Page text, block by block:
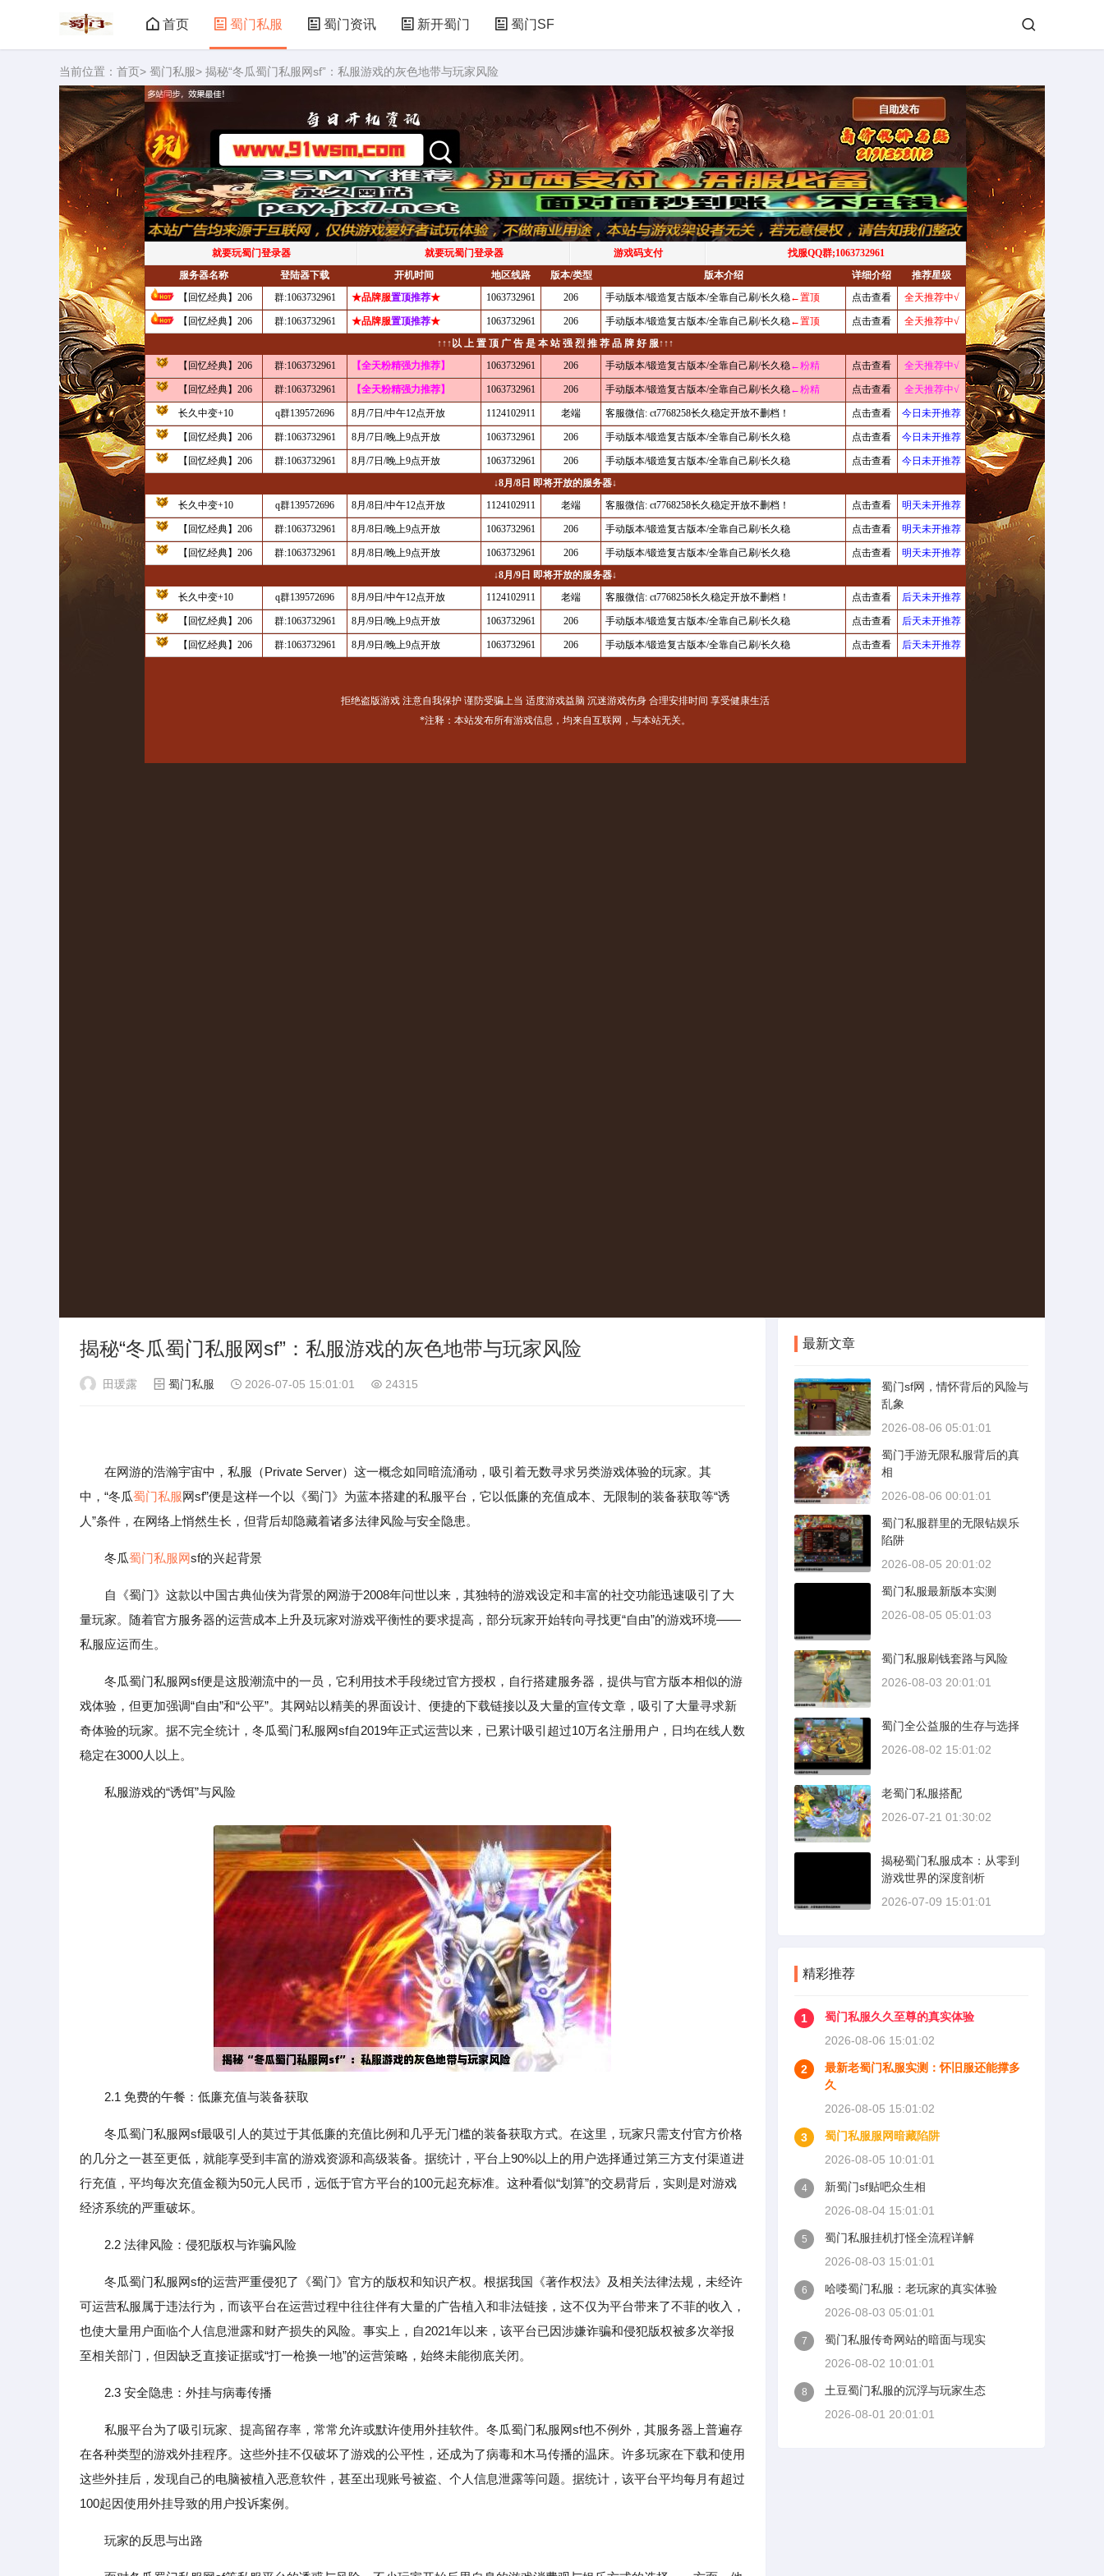
首页 蜀门私服 蜀门资讯 新开蜀门 蜀门SF
当前位置： 首页> 蜀门私服> 揭秘“冬瓜蜀门私服网sf”：私服游戏的灰色地带与玩家风险
揭秘“冬瓜蜀门私服网sf”：私服游戏的灰色地带与玩家风险
田瑗露 蜀门私服 2026-07-05 15:01:01 24315
在网游的浩瀚宇宙中，私服（Private Server）这一概念如同暗流涌动，吸引着无数寻求另类游戏体验的玩家。其
中，“冬瓜蜀门私服网sf”便是这样一个以《蜀门》为蓝本搭建的私服平台，它以低廉的充值成本、无限制的装备获取等“诱
人”条件，在网络上悄然生长，但背后却隐藏着诸多法律风险与安全隐患。
冬瓜蜀门私服网sf的兴起背景
自《蜀门》这款以中国古典仙侠为背景的网游于2008年问世以来，其独特的游戏设定和丰富的社交功能迅速吸引了大
量玩家。随着官方服务器的运营成本上升及玩家对游戏平衡性的要求提高，部分玩家开始转向寻找更“自由”的游戏环境——
私服应运而生。
冬瓜蜀门私服网sf便是这股潮流中的一员，它利用技术手段绕过官方授权，自行搭建服务器，提供与官方版本相似的游
戏体验，但更加强调“自由”和“公平”。其网站以精美的界面设计、便捷的下载链接以及大量的宣传文章，吸引了大量寻求新
奇体验的玩家。据不完全统计，冬瓜蜀门私服网sf自2019年正式运营以来，已累计吸引超过10万名注册用户，日均在线人数
稳定在3000人以上。
私服游戏的“诱饵”与风险
2.1 免费的午餐：低廉充值与装备获取
冬瓜蜀门私服网sf最吸引人的莫过于其低廉的充值比例和几乎无门槛的装备获取方式。在这里，玩家只需支付官方价格
的几分之一甚至更低，就能享受到丰富的游戏资源和高级装备。据统计，平台上90%以上的用户选择通过第三方支付渠道进
行充值，平均每次充值金额为50元人民币，远低于官方平台的100元起充标准。这种看似“划算”的交易背后，实则是对游戏
经济系统的严重破坏。
2.2 法律风险：侵犯版权与诈骗风险
冬瓜蜀门私服网sf的运营严重侵犯了《蜀门》官方的版权和知识产权。根据我国《著作权法》及相关法律法规，未经许
可运营私服属于违法行为，而该平台在运营过程中往往伴有大量的广告植入和非法链接，这不仅为平台带来了不菲的收入，
也使大量用户面临个人信息泄露和财产损失的风险。事实上，自2021年以来，该平台已因涉嫌诈骗和侵犯版权被多次举报
至相关部门，但因缺乏直接证据或“打一枪换一地”的运营策略，始终未能彻底关闭。
2.3 安全隐患：外挂与病毒传播
私服平台为了吸引玩家、提高留存率，常常允许或默许使用外挂软件。冬瓜蜀门私服网sf也不例外，其服务器上普遍存
在各种类型的游戏外挂程序。这些外挂不仅破坏了游戏的公平性，还成为了病毒和木马传播的温床。许多玩家在下载和使用
这些外挂后，发现自己的电脑被植入恶意软件，甚至出现账号被盗、个人信息泄露等问题。据统计，该平台平均每月有超过
100起因使用外挂导致的用户投诉案例。
玩家的反思与出路
最新文章
蜀门sf网，情怀背后的风险与
乱象
2026-08-06 05:01:01
蜀门手游无限私服背后的真
相
2026-08-06 00:01:01
蜀门私服群里的无限钻娱乐
陷阱
2026-08-05 20:01:02
蜀门私服最新版本实测
2026-08-05 05:01:03
蜀门私服刷钱套路与风险
2026-08-03 20:01:01
蜀门全公益服的生存与选择
2026-08-02 15:01:02
老蜀门私服搭配
2026-07-21 01:30:02
揭秘蜀门私服成本：从零到
游戏世界的深度剖析
2026-07-09 15:01:01
精彩推荐
1
蜀门私服久久至尊的真实体验
2026-08-06 15:01:02
2
最新老蜀门私服实测：怀旧服还能撑多
久
2026-08-05 15:01:02
3
蜀门私服服网暗藏陷阱
2026-08-05 10:01:01
4
新蜀门sf贴吧众生相
2026-08-04 15:01:01
5
蜀门私服挂机打怪全流程详解
2026-08-03 15:01:01
6
哈喽蜀门私服：老玩家的真实体验
2026-08-03 05:01:01
7
蜀门私服传奇网站的暗面与现实
2026-08-02 10:01:01
8
土豆蜀门私服的沉浮与玩家生态
2026-08-01 20:01:01